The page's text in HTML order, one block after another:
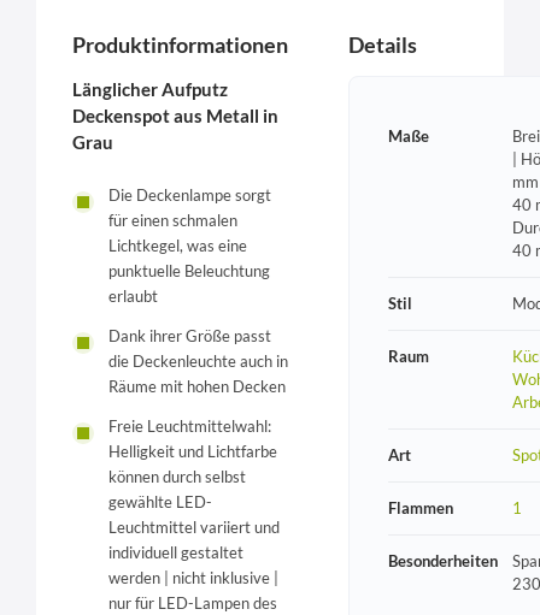
Produktinformationen
Länglicher Aufputz
Deckenspot aus Metall in
Grau
Die Deckenlampe sorgt
für einen schmalen
Lichtkegel, was eine
punktuelle Beleuchtung
erlaubt
Dank ihrer Größe passt
die Deckenleuchte auch in
Räume mit hohen Decken
Freie Leuchtmittelwahl:
Helligkeit und Lichtfarbe
können durch selbst
gewählte LED-
Leuchtmittel variiert und
individuell gestaltet
werden | nicht inklusive |
nur für LED-Lampen des
Details
Maße
|
40
40
Stil
Raum
Art
Flammen 1
Besonderheiten